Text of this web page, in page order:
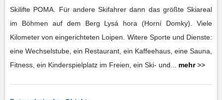
Skilifte POMA. Für andere Skifahrer dann das größte Skiareal
im Böhmen auf dem Berg Lysá hora (Horní Domky). Viele
Kilometer von eingerichteten Loipen. Witere Sporte und Dienste:
eine Wechselstube, ein Restaurant, ein Kaffeehaus, eine Sauna,
Fitness, ein Kinderspielplatz im Freien, ein Ski- und... mehr>>